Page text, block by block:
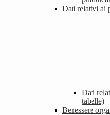
Dati relativi ai
Dati
tabelle)
Benessere